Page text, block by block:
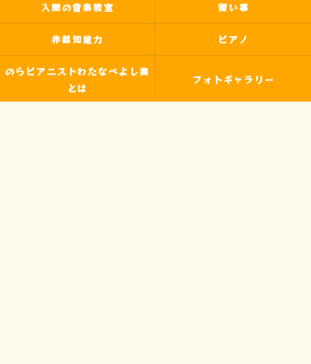
入間の音楽教室 習い事
非認知能力 ピアノ
のらピアニストわたなべよし美
とは
フォトギャラリー